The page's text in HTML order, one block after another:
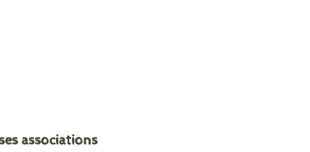
associations